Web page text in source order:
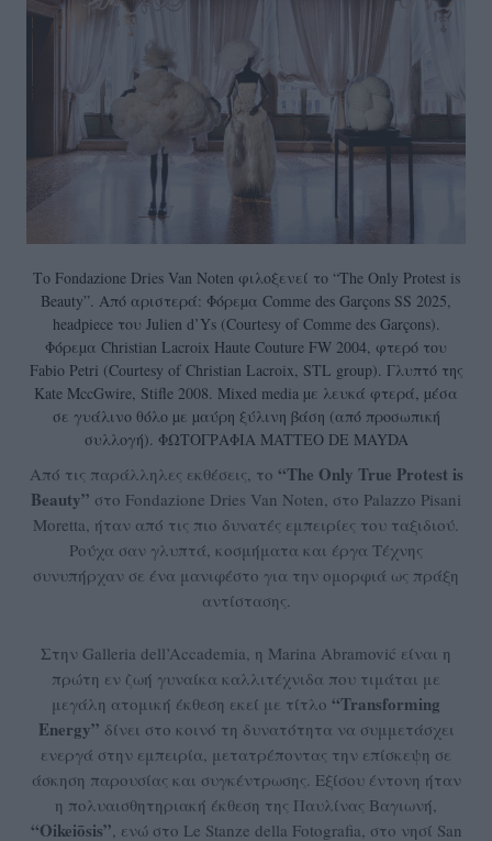
Το Fondazione Dries Van Noten φιλοξενεί το “The Only Protest is
Beauty”. Από αριστερά: Φόρεµα Comme des Garçons SS 2025,
headpiece του Julien d’Ys (Courtesy of Comme des Garçons).
Φόρεµα Christian Lacroix Haute Couture FW 2004, φτερό του
Fabio Petri (Courtesy of Christian Lacroix, STL group). Γλυπτό της
Kate MccGwire, Stifle 2008. Mixed media µε λευκά φτερά, µέσα
σε γυάλινο θόλο µε µαύρη ξύλινη βάση (από προσωπική
συλλογή). ΦΩΤΟΓΡΑΦΙΑ MATTEO DE MAYDA
Από τις παράλληλες εκθέσεις, το “The Only True Protest is
Beauty” στο Fondazione Dries Van Noten, στο Palazzo Pisani
Moretta, ήταν από τις πιο δυνατές εμπειρίες του ταξιδιού.
Ρούχα σαν γλυπτά, κοσμήματα και έργα Τέχνης
συνυπήρχαν σε ένα μανιφέστο για την ομορφιά ως πράξη
αντίστασης.
Στην Galleria dell’Accademia, η Marina Abramović είναι η
πρώτη εν ζωή γυναίκα καλλιτέχνιδα που τιμάται με
μεγάλη ατομική έκθεση εκεί με τίτλο “Transforming
Energy” δίνει στο κοινό τη δυνατότητα να συμμετάσχει
ενεργά στην εμπειρία, μετατρέποντας την επίσκεψη σε
άσκηση παρουσίας και συγκέντρωσης. Εξίσου έντονη ήταν
η πολυαισθητηριακή έκθεση της Παυλίνας Βαγιωνή,
“Oikeiōsis” , ενώ στο Le Stanze della Fotografia, στο νησί San